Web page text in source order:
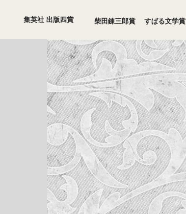
集英社 出版四賞 柴田錬三郎賞 すばる文学賞
1996年度
1990年度
1984年度
1978年度